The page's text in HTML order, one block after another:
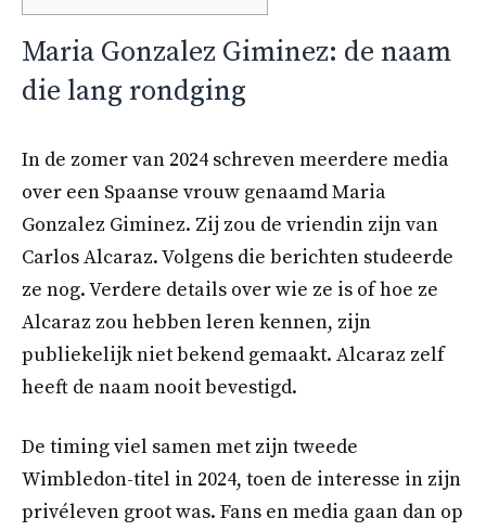
Maria Gonzalez Giminez: de naam
die lang rondging
In de zomer van 2024 schreven meerdere media
over een Spaanse vrouw genaamd Maria
Gonzalez Giminez. Zij zou de vriendin zijn van
Carlos Alcaraz. Volgens die berichten studeerde
ze nog. Verdere details over wie ze is of hoe ze
Alcaraz zou hebben leren kennen, zijn
publiekelijk niet bekend gemaakt. Alcaraz zelf
heeft de naam nooit bevestigd.
De timing viel samen met zijn tweede
Wimbledon-titel in 2024, toen de interesse in zijn
privéleven groot was. Fans en media gaan dan op